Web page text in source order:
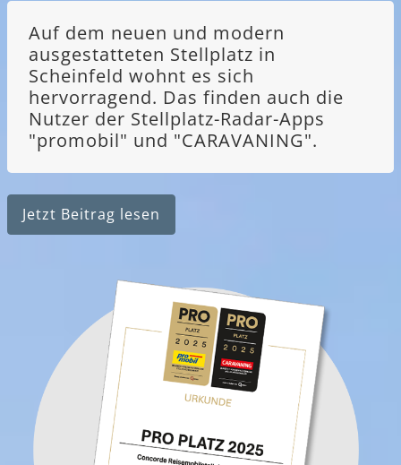
Auf dem neuen und modern
ausgestatteten Stellplatz in
Scheinfeld wohnt es sich
hervorragend. Das finden auch die
Nutzer der Stellplatz-Radar-Apps
"promobil" und "CARAVANING".
Jetzt Beitrag lesen